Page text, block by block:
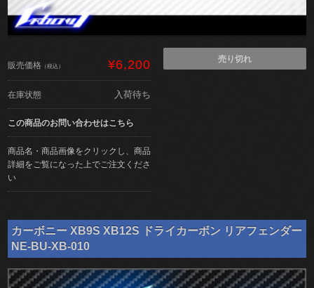
販売価格 （税込） ¥6,200
在庫状態 入荷待ち
この商品のお問い合わせはこちら
商品名・商品画像をクリックし、商品
詳細をご覧になった上でご注文くださ
い
売り切れ
カーボニー XB9S XB12S ドライカーボン リアフェンダー
NE-BU-XB-010